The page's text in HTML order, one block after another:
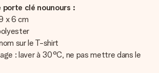
porte clé nounours :
x 6 cm
sur le T-shirt
: laver à 30°C, ne pas mettre dans le